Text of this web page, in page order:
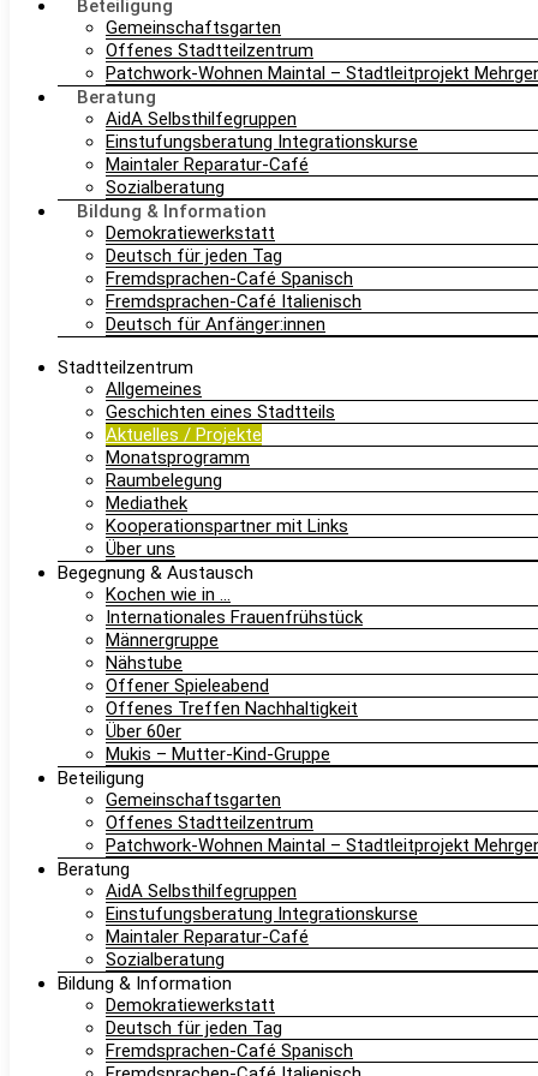
Beteiligung
Gemeinschaftsgarten
Offenes Stadtteilzentrum
Patchwork-Wohnen Maintal – Stadtleitprojekt
Beratung
AidA Selbsthilfegruppen
Einstufungsberatung Integrationskurse
Maintaler Reparatur-Café
Sozialberatung
Bildung & Information
Demokratiewerkstatt
Deutsch für jeden Tag
Fremdsprachen-Café Spanisch
Fremdsprachen-Café Italienisch
Deutsch für Anfänger:innen
Stadtteilzentrum
Allgemeines
Geschichten eines Stadtteils
Aktuelles / Projekte
Monatsprogramm
Raumbelegung
Mediathek
Kooperationspartner mit Links
Über uns
Begegnung & Austausch
Kochen wie in …
Internationales Frauenfrühstück
Männergruppe
Nähstube
Offener Spieleabend
Offenes Treffen Nachhaltigkeit
Über 60er
Mukis – Mutter-Kind-Gruppe
Beteiligung
Gemeinschaftsgarten
Offenes Stadtteilzentrum
Patchwork-Wohnen Maintal – Stadtleitprojekt
Beratung
AidA Selbsthilfegruppen
Einstufungsberatung Integrationskurse
Maintaler Reparatur-Café
Sozialberatung
Bildung & Information
Demokratiewerkstatt
Deutsch für jeden Tag
Fremdsprachen-Café Spanisch